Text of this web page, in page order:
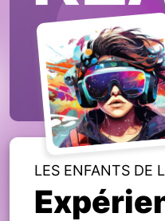
LES ENFANTS DE